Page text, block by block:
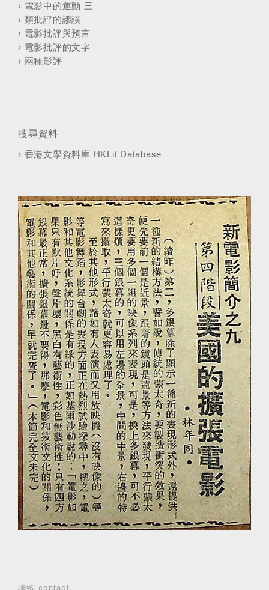
› 電影中的運動 三
› 類批評的謬誤
› 電影批評與預言
› 電影批評的文字
› 兩種影評
搜尋資料
› 香港文學資料庫 HKLit Database
聯絡 contact